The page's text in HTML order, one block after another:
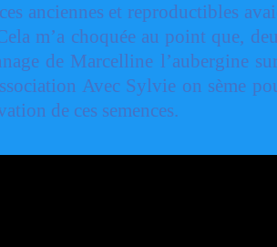
anciennes et reproductibles
m’a choquée au point que,
de Marcelline l’aubergine
Avec Sylvie on sème
de ces semences.